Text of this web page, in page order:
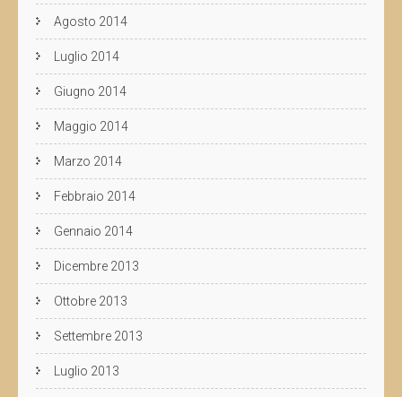
Agosto 2014
Luglio 2014
Giugno 2014
Maggio 2014
Marzo 2014
Febbraio 2014
Gennaio 2014
Dicembre 2013
Ottobre 2013
Settembre 2013
Luglio 2013